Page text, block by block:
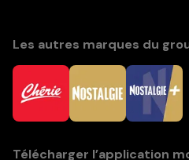
Les autres marques du
Télécharger l’application